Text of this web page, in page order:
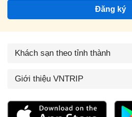
Đăng ký
Khách sạn theo tỉnh thành
Giới thiệu VNTRIP